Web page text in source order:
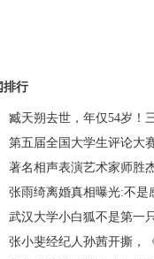
排行
臧天朔去世，年仅54岁！
第五届全国大学生评论大
著名相声表演艺术家师胜
张雨绮离婚真相曝光:不是
武汉大学小白狐不是第一
张小斐经纪人孙茜开撕，